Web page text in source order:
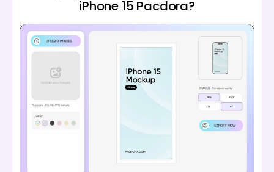
iPhone 15 Pacdora?